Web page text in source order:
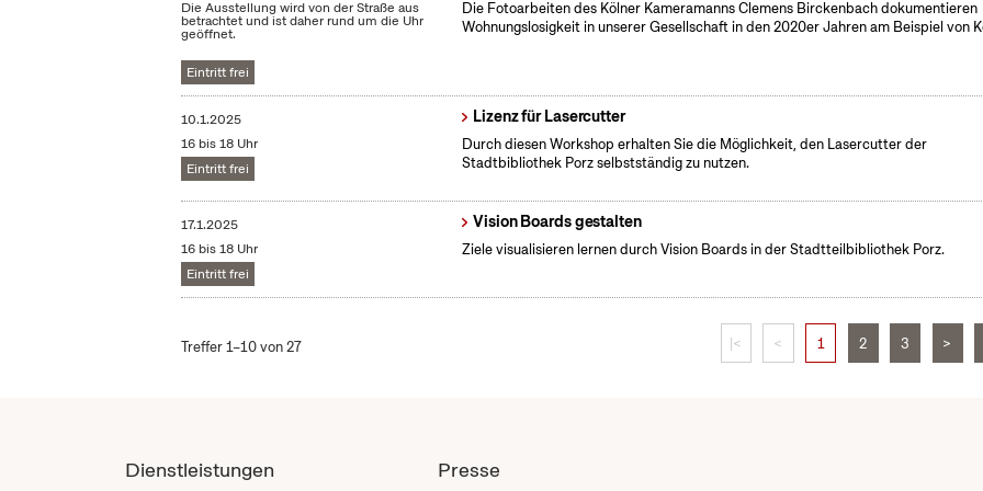
Die Ausstellung wird von der Straße aus
betrachtet und ist daher rund um die Uhr
geöffnet.
Eintritt frei
Die Fotoarbeiten des Kölner Kameramanns Clemens Birckenbach dokumentieren
Wohnungslosigkeit in unserer Gesellschaft in den 2020er Jahren am Beispiel von
10.1.2025
16 bis 18 Uhr
Eintritt frei
Lizenz für Lasercutter
Durch diesen Workshop erhalten Sie die Möglichkeit, den Lasercutter der
Stadtbibliothek Porz selbstständig zu nutzen.
17.1.2025
16 bis 18 Uhr
Eintritt frei
Vision Boards gestalten
Ziele visualisieren lernen durch Vision Boards in der Stadtteilbibliothek Porz.
Treffer 1–10 von 27 |< < 1 2 3 >
Dienstleistungen Presse